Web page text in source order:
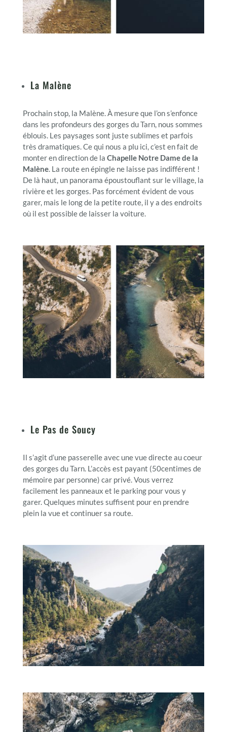
La Malène
Prochain stop, la Malène. À mesure que l’on s’enfonce
dans les profondeurs des gorges du Tarn, nous sommes
éblouis. Les paysages sont juste sublimes et parfois
très dramatiques. Ce qui nous a plu ici, c’est en fait de
monter en direction de la Chapelle Notre Dame de la
Malène. La route en épingle ne laisse pas indifférent !
De là haut, un panorama époustouflant sur le village, la
rivière et les gorges. Pas forcément évident de vous
garer, mais le long de la petite route, il y a des endroits
où il est possible de laisser la voiture.
Le Pas de Soucy
Il s’agit d’une passerelle avec une vue directe au coeur
des gorges du Tarn. L’accès est payant (50centimes de
mémoire par personne) car privé. Vous verrez
facilement les panneaux et le parking pour vous y
garer. Quelques minutes suffisent pour en prendre
plein la vue et continuer sa route.